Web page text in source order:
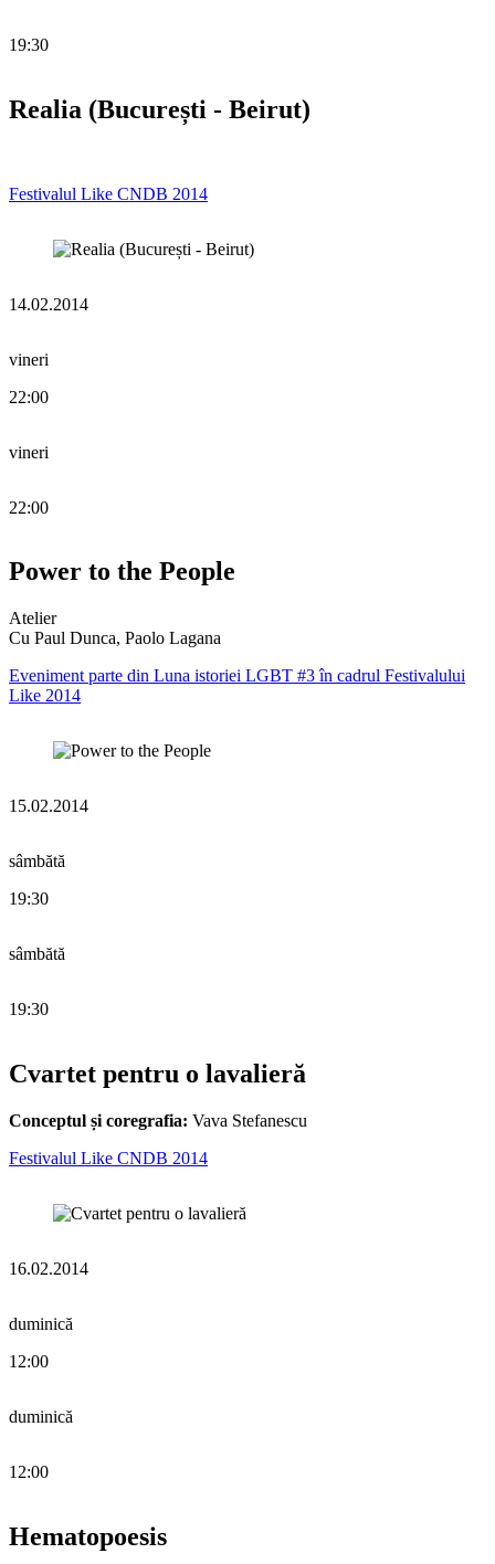
19:30
Realia (București - Beirut)
Festivalul Like CNDB 2014
14.02.2014
vineri
22:00
vineri
22:00
Power to the People
Atelier
Cu Paul Dunca, Paolo Lagana
Eveniment parte din Luna istoriei LGBT #3 în cadrul Festivalului
Like 2014
15.02.2014
sâmbătă
19:30
sâmbătă
19:30
Cvartet pentru o lavalieră
Conceptul și coregrafia: Vava Stefanescu
Festivalul Like CNDB 2014
16.02.2014
duminică
12:00
duminică
12:00
Hematopoesis